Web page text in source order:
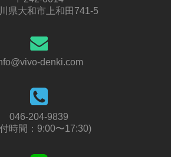
県大和市上和田741-5
denki.com
046-204-9839
時間：9:00〜17:30)